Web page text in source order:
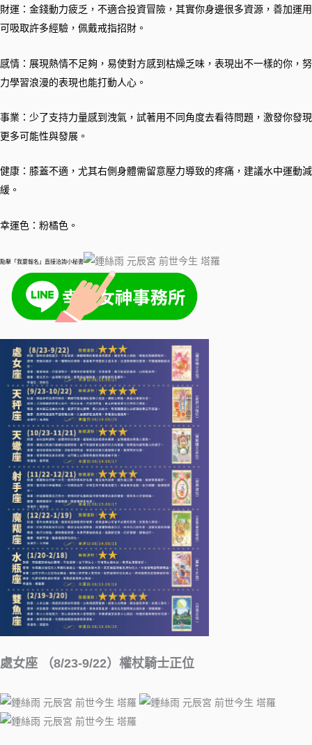
財運：金錢動力疲乏，不適合投資冒險，其實你身邊很多資源，善加運用
可吸取許多經驗，佩戴戒指招財。
感情：展現熱情不足夠，易使對方感到枯燥乏味，表現出不一樣的你，努
力學習浪漫的表現也能打動人心。
事業：少了支持力量感到洩氣，試著用不同角度去看待問題，激發你發現
更多可能性與發展。
健康：膝蓋不適，尤其右側身體需留意壓力導致的疼痛，建議水中運動減
緩。
幸運色：粉橘色。
點擊「我要報名」直接洽詢小秘書
處女座 （8/23-9/22）權杖騎士正位